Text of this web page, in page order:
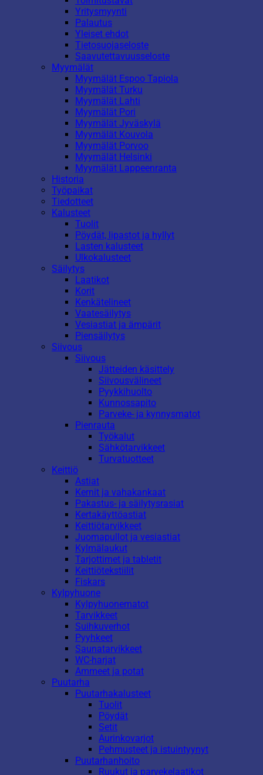
Yritysmyynti
Palautus
Yleiset ehdot
Tietosuojaseloste
Saavutettavuusseloste
Myymälät
Myymälät Espoo Tapiola
Myymälät Turku
Myymälät Lahti
Myymälät Pori
Myymälät Jyväskylä
Myymälät Kouvola
Myymälät Porvoo
Myymälät Helsinki
Myymälät Lappeenranta
Historia
Työpaikat
Tiedotteet
Kalusteet
Tuolit
Pöydät, lipastot ja hyllyt
Lasten kalusteet
Ulkokalusteet
Säilytys
Laatikot
Korit
Kenkätelineet
Vaatesäilytys
Vesiastiat ja ämpärit
Piensäilytys
Siivous
Siivous
Jätteiden käsittely
Siivousvälineet
Pyykkihuolto
Kunnossapito
Parveke- ja kynnysmatot
Pienrauta
Työkalut
Sähkötarvikkeet
Turvatuotteet
Keittiö
Astiat
Kernit ja vahakankaat
Pakastus- ja säilytysrasiat
Kertakäyttöastiat
Keittiötarvikkeet
Juomapullot ja vesiastiat
Kylmälaukut
Tarjottimet ja tabletit
Keittiötekstiilit
Fiskars
Kylpyhuone
Kylpyhuonematot
Tarvikkeet
Suihkuverhot
Pyyhkeet
Saunatarvikkeet
WC-harjat
Ammeet ja potat
Puutarha
Puutarhakalusteet
Tuolit
Pöydät
Setit
Aurinkovarjot
Pehmusteet ja istuintyynyt
Puutarhanhoito
Ruukut ja parvekelaatikot